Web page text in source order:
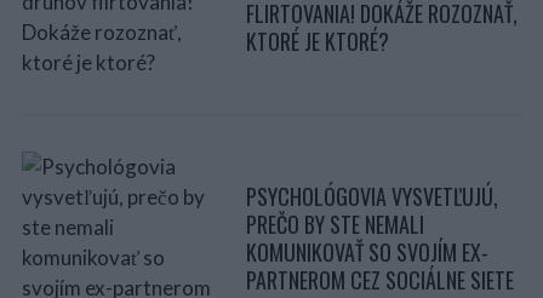
FLIRTOVANIA! DOKÁŽE ROZOZNAŤ,
KTORÉ JE KTORÉ?
PSYCHOLÓGOVIA VYSVETĽUJÚ,
PREČO BY STE NEMALI
KOMUNIKOVAŤ SO SVOJÍM EX-
PARTNEROM CEZ SOCIÁLNE SIETE